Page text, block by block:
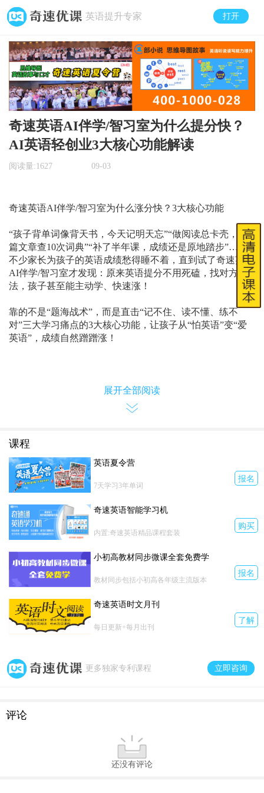
英语提升专家 打开
奇速英语AI伴学/智习室为什么提分快？
AI英语轻创业3大核心功能解读
阅读量:1627 09-03
奇速英语AI伴学/智习室为什么涨分快？3大核心功能
“孩子背单词像背天书，今天记明天忘”“做阅读总卡壳，一
篇文章查10次词典”“补了半年课，成绩还是原地踏步”……
不少家长为孩子的英语成绩愁得睡不着，直到试了奇速英语
AI伴学/智习室才发现：原来英语提分不用死磕，找对方
法，孩子甚至能主动学、快速涨！
靠的不是“题海战术”，而是直击“记不住、读不懂、练不
对”三大学习痛点的3大核心功能，让孩子从“怕英语”变“爱
英语”，成绩自然蹭蹭涨！
展开全部阅读
课程
英语夏令营
7天学习3年单词
报名
奇速英语智能学习机
内置:奇速英语精品课程套装
购买
小初高教材同步微课全套免费学
教材同步包括小初高各年级主流版本
报名
奇速英语时文月刊
每日更新+每月出刊
了解
更多独家专利课程 立即咨询
评论
还没有评论